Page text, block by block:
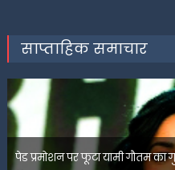
साप्ताहिक समाचार
पेड प्रमोशन पर फूटा यामी गौतम का